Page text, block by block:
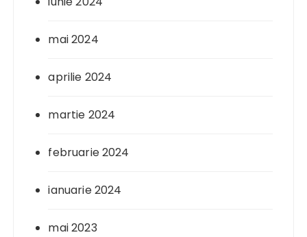
mai 2024
aprilie 2024
martie 2024
februarie 2024
ianuarie 2024
mai 2023